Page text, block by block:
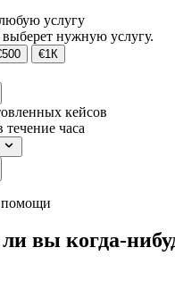
услугу
нужную услугу.
€1К
кейсов
часа
помощи
вы когда-